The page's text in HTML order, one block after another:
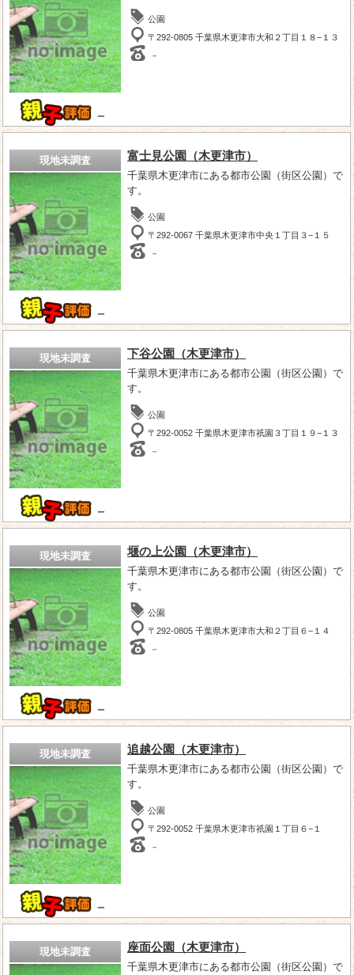
－
公園
〒292-0805 千葉県木更津市大和２丁目１８−１３
－
現地未調査
－
富士見公園（木更津市）
千葉県木更津市にある都市公園（街区公園）で
す。
公園
〒292-0067 千葉県木更津市中央１丁目３−１５
－
現地未調査
－
下谷公園（木更津市）
千葉県木更津市にある都市公園（街区公園）で
す。
公園
〒292-0052 千葉県木更津市祇園３丁目１９−１３
－
現地未調査
－
堰の上公園（木更津市）
千葉県木更津市にある都市公園（街区公園）で
す。
公園
〒292-0805 千葉県木更津市大和２丁目６−１４
－
現地未調査
－
追越公園（木更津市）
千葉県木更津市にある都市公園（街区公園）で
す。
公園
〒292-0052 千葉県木更津市祇園１丁目６−１
－
現地未調査 座面公園（木更津市）
千葉県木更津市にある都市公園（街区公園）で